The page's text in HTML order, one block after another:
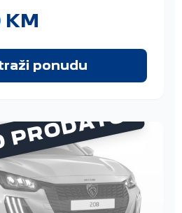
KM
ponudu